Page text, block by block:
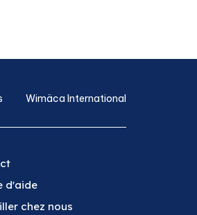
Wimäca International
d'aide
chez nous